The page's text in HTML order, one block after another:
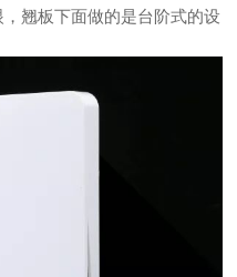
翘板下面做的是台阶式的设